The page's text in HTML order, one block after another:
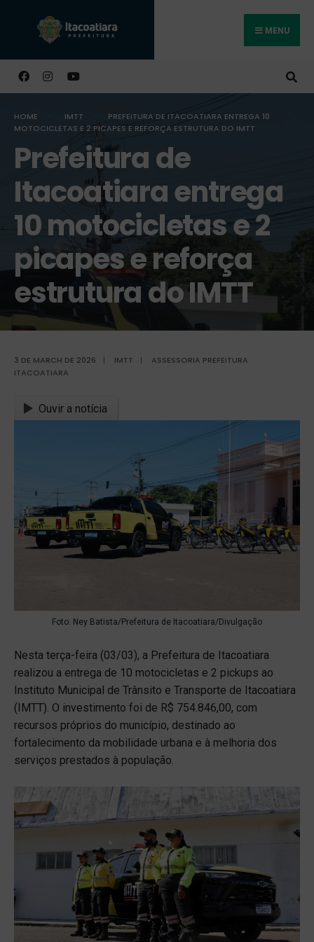
MENU
HOME IMTT
PREFEITURA DE ITACOATIARA ENTREGA 10
MOTOCICLETAS E 2 PICAPES E REFORÇA ESTRUTURA DO IMTT
Prefeitura de
Itacoatiara entrega
10 motocicletas e 2
picapes e reforça
estrutura do IMTT
3 DE MARCH DE 2026 | IMTT |
ASSESSORIA PREFEITURA
ITACOATIARA
Ouvir a notícia
Foto: Ney Batista/Prefeitura de Itacoatiara/Divulgação
Nesta terça-feira (03/03), a Prefeitura de Itacoatiara
realizou a entrega de 10 motocicletas e 2 pickups ao
Instituto Municipal de Trânsito e Transporte de Itacoatiara
(IMTT). O investimento foi de R$ 754.846,00, com
recursos próprios do município, destinado ao
fortalecimento da mobilidade urbana e à melhoria dos
serviços prestados à população.
Buscar